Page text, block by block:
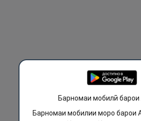
Барномаи мобилӣ барои
Барномаи мобилии моро барои